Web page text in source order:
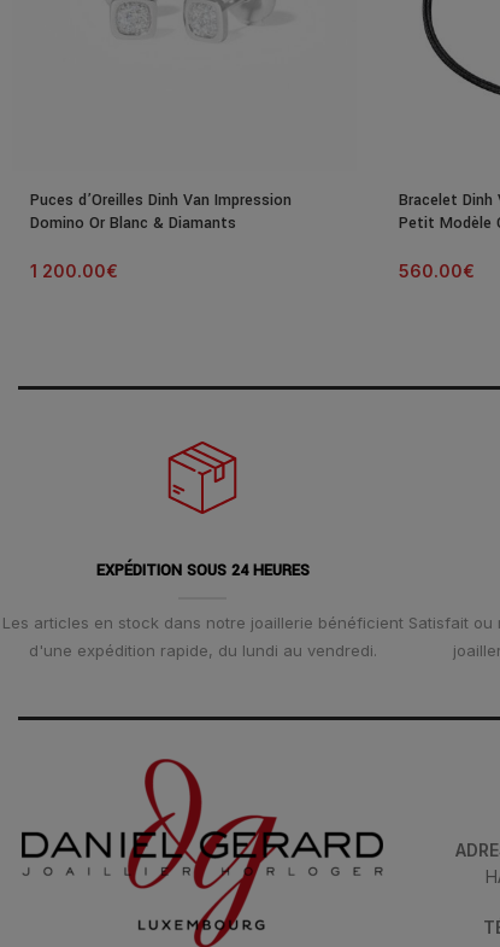
Puces d’Oreilles Dinh Van Impression
Domino Or Blanc & Diamants
1 200.00€
Bracelet Dinh
Petit Modèle
560.00€
EXPÉDITION SOUS 24 HEURES
Les articles en stock dans notre joaillerie bénéficient
d'une expédition rapide, du lundi au vendredi.
Satisfait ou